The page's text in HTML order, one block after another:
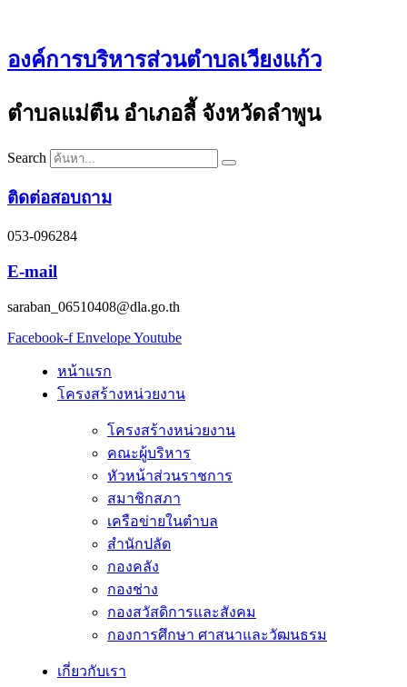
content
องค์การบริหารส่วนตำบลเวียงแก้ว
ตำบลแม่ตืน อำเภอลี้ จังหวัดลำพูน
Search
ติดต่อสอบถาม
053-096284
E-mail
saraban_06510408@dla.go.th
Facebook-f EnvelopeYoutube
หน้าแรก
โครงสร้างหน่วยงาน
โครงสร้างหน่วยงาน
คณะผู้บริหาร
หัวหน้าส่วนราชการ
สมาชิกสภา
เครือข่ายในตำบล
สำนักปลัด
กองคลัง
กองช่าง
กองสวัสดิการและสังคม
กองการศึกษา ศาสนาและวัฒนธรม
เกี่ยวกับเรา